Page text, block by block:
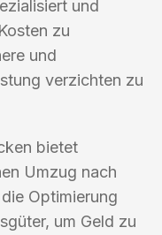
und
zu
und
verzichten zu
bietet
Umzug nach
Optimierung
um Geld zu